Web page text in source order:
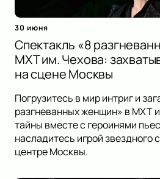
30 июня
Спектакль «8
МХТ им. Чехова:
на сцене Москвы
Погрузитесь в мир интриг и
разгневанных женщин» в МХТ
тайны вместе с героинями
насладитесь игрой звездного
центре Москвы.